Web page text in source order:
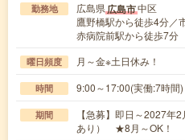
勤務地 広島県広島市中区
鷹野橋駅から徒歩4分／
赤病院前駅から徒歩7分
曜日頻度 月～金※土日休み！
時間 9:00～17:00(実働:7時間
期間
【急募】即日～2027年
あり） ★8月～OK！